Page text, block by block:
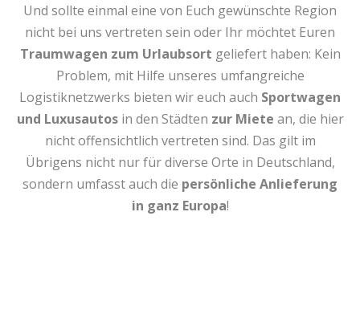
Und sollte einmal eine von Euch gewünschte Region
nicht bei uns vertreten sein oder Ihr möchtet Euren
Traumwagen zum Urlaubsort geliefert haben: Kein
Problem, mit Hilfe unseres umfangreiche
Logistiknetzwerks bieten wir euch auch Sportwagen
und Luxusautosin den Städten zur Miete an, die hier
nicht offensichtlich vertreten sind. Das gilt im
Übrigens nicht nur für diverse Orte in Deutschland,
sondern umfasst auch die persönliche Anlieferung
in ganz Europa!